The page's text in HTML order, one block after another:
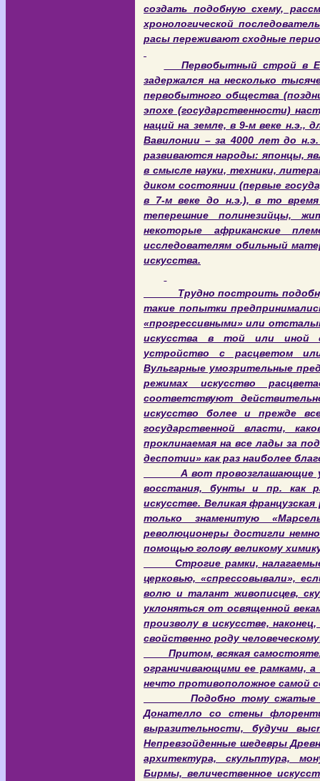
создать подобную схему,
хронологической
расы переживают сходные
Первобытный строй в
задержался на несколько
первобытного общества
эпохе (государственности)
наций на земле, в 9-м веке н.э.,
Вавилонии – за 4000 лет до
развиваются народы: японцы,
в смысле науки, техники,
диком состоянии (первые
в 7-м веке до н.э.), в то
теперешние полинезийцы,
некоторые африканские
исследователям обильный
искусства.
Трудно построить подобную
такие попытки
«прогрессивными» или
искусства в той или иной
устройство с расцветом
Вульгарные умозрительные
режимах искусство
соответствуют
искусство более и прежде
государственной власти,
проклинаемая на все лады за
деспотии» как раз наиболее
А вот провозглашающие
восстания, бунты и пр. как
искусстве. Великая
только знаменитую
революционеры достигли
помощью голову великому
Строгие рамки, налагаемые
церковью, «спрессовывали»,
волю и талант живописцев,
уклоняться от освященной
произволу в искусстве,
свойственно роду
Притом, всякая
ограничивающими ее рамками, а
нечто противоположное самой
Подобно тому сжатые в
Донателло со стены
выразительности, будучи
Непревзойденные шедевры
архитектура, скульптура,
Бирмы, величественное